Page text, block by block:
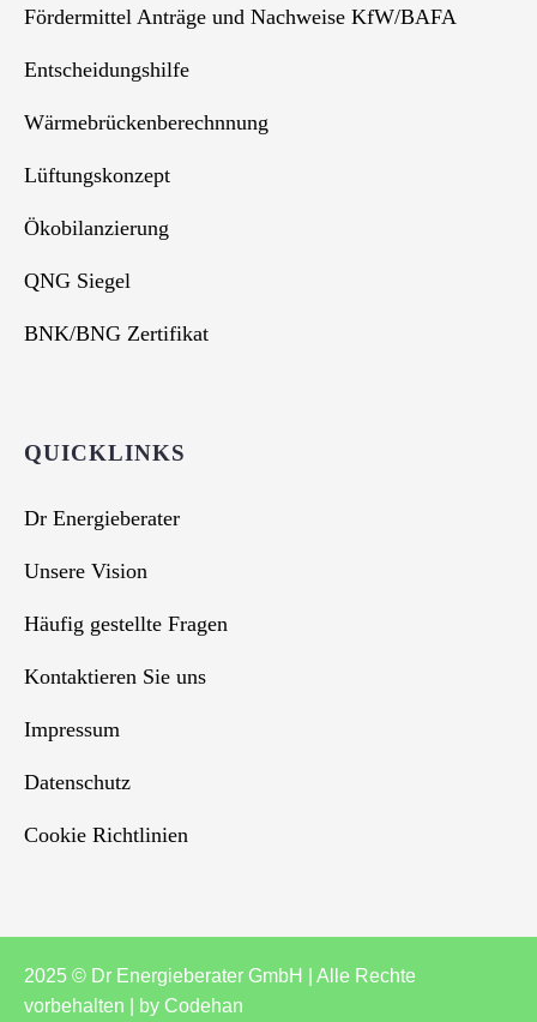
Fördermittel Anträge und Nachweise KfW/BAFA
Entscheidungshilfe
Wärmebrückenberechnnung
Lüftungskonzept
Ökobilanzierung
QNG Siegel
BNK/BNG Zertifikat
QUICKLINKS
Dr Energieberater
Unsere Vision
Häufig gestellte Fragen
Kontaktieren Sie uns
Impressum
Datenschutz
Cookie Richtlinien
2025 © Dr Energieberater GmbH | Alle Rechte
vorbehalten | by Codehan